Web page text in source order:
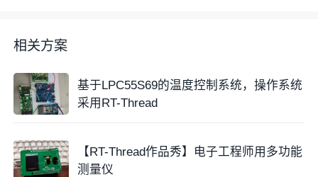
相关方案
基于LPC55S69的温度控制系统，操作系统
采用RT-Thread
【RT-Thread作品秀】电子工程师用多功能
测量仪